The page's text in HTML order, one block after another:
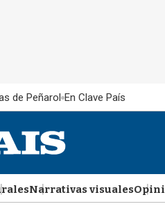
de Peñarol En Clave País
Narrativas visuales